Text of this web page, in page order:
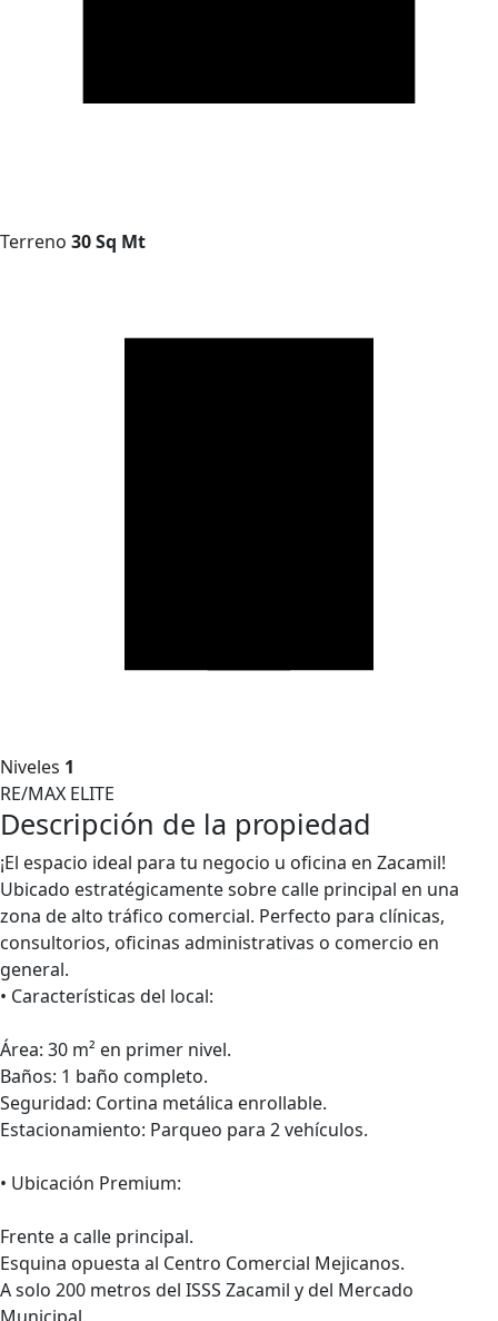
Terreno 30 Sq Mt
Niveles 1
RE/MAX ELITE
Descripción de la propiedad
¡El espacio ideal para tu negocio u oficina en Zacamil!
Ubicado estratégicamente sobre calle principal en una
zona de alto tráfico comercial. Perfecto para clínicas,
consultorios, oficinas administrativas o comercio en
general.
• Características del local:
Área: 30 m² en primer nivel.
Baños: 1 baño completo.
Seguridad: Cortina metálica enrollable.
Estacionamiento: Parqueo para 2 vehículos.
• Ubicación Premium:
Frente a calle principal.
Esquina opuesta al Centro Comercial Mejicanos.
A solo 200 metros del ISSS Zacamil y del Mercado